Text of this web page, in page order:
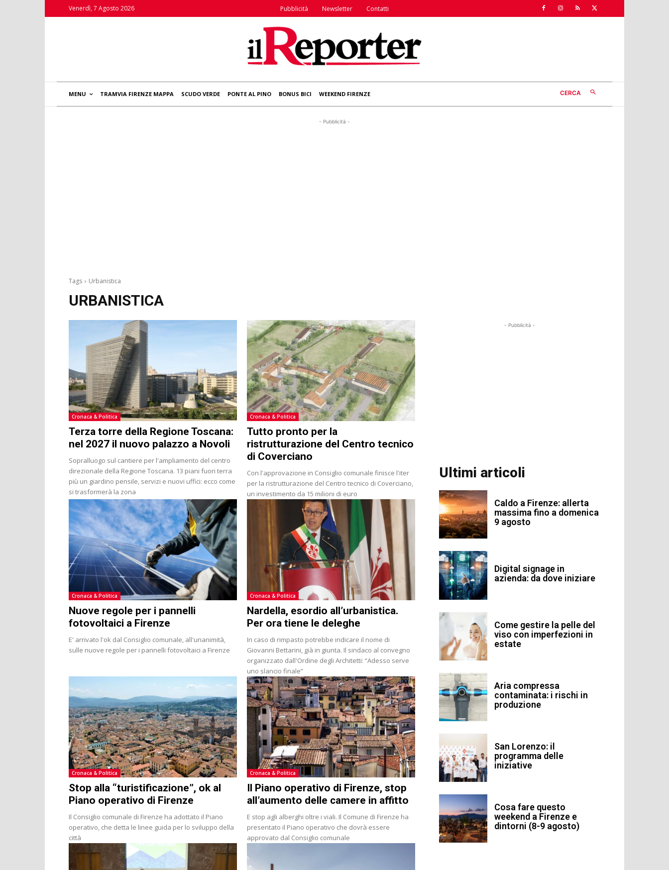
Venerdì, 7 Agosto 2026 Pubblicità Newsletter Contatti
MENU TRAMVIA FIRENZE MAPPA SCUDO VERDE PONTE AL PINO BONUS BICI WEEKEND FIRENZE CERCA
- Pubblicità -
Tags Urbanistica
URBANISTICA
Cronaca & Politica
Terza torre della Regione Toscana:
nel 2027 il nuovo palazzo a Novoli
Sopralluogo sul cantiere per l'ampliamento del centro
direzionale della Regione Toscana. 13 piani fuori terra
più un giardino pensile, servizi e nuovi uffici: ecco come
si trasformerà la zona
Cronaca & Politica
Tutto pronto per la
ristrutturazione del Centro tecnico
di Coverciano
Con l'approvazione in Consiglio comunale finisce l'iter
per la ristrutturazione del Centro tecnico di Coverciano,
un investimento da 15 milioni di euro
Cronaca & Politica
Nuove regole per i pannelli
fotovoltaici a Firenze
E' arrivato l'ok dal Consiglio comunale, all'unanimità,
sulle nuove regole per i pannelli fotovoltaici a Firenze
Cronaca & Politica
Nardella, esordio all’urbanistica.
Per ora tiene le deleghe
In caso di rimpasto potrebbe indicare il nome di
Giovanni Bettarini, già in giunta. Il sindaco al convegno
organizzato dall'Ordine degli Architetti: “Adesso serve
uno slancio finale”
Cronaca & Politica
Stop alla “turistificazione”, ok al
Piano operativo di Firenze
Il Consiglio comunale di Firenze ha adottato il Piano
operativo, che detta le linee guida per lo sviluppo della
città
Cronaca & Politica
Il Piano operativo di Firenze, stop
all’aumento delle camere in affitto
E stop agli alberghi oltre i viali. Il Comune di Firenze ha
presentato il Piano operativo che dovrà essere
approvato dal Consiglio comunale
- Pubblicità -
Ultimi articoli
Caldo a Firenze: allerta
massima fino a domenica
9 agosto
Digital signage in
azienda: da dove iniziare
Come gestire la pelle del
viso con imperfezioni in
estate
Aria compressa
contaminata: i rischi in
produzione
San Lorenzo: il
programma delle
iniziative
Cosa fare questo
weekend a Firenze e
dintorni (8-9 agosto)